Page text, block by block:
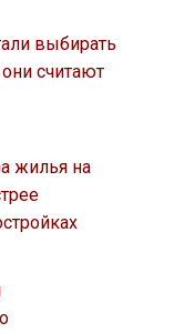
выбирать
считают
жилья на